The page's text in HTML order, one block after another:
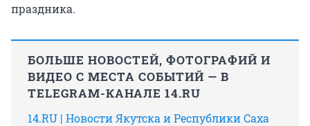
праздника.
БОЛЬШЕ НОВОСТЕЙ, ФОТОГРАФИЙ И
ВИДЕО С МЕСТА СОБЫТИЙ — В
TELEGRAM-КАНАЛЕ 14.RU
14.RU | Новости Якутска и Республики Саха